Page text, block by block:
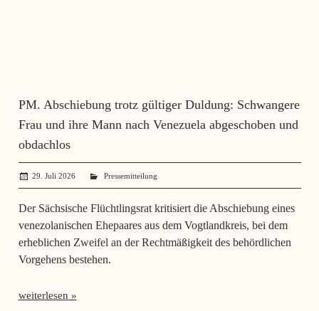
PM. Abschiebung trotz gültiger Duldung: Schwangere
Frau und ihre Mann nach Venezuela abgeschoben und
obdachlos
29. Juli 2026 SerhiiSvynarets
Pressemitteilung
Der Sächsische Flüchtlingsrat kritisiert die Abschiebung eines
venezolanischen Ehepaares aus dem Vogtlandkreis, bei dem
erheblichen Zweifel an der Rechtmäßigkeit des behördlichen
Vorgehens bestehen.
weiterlesen